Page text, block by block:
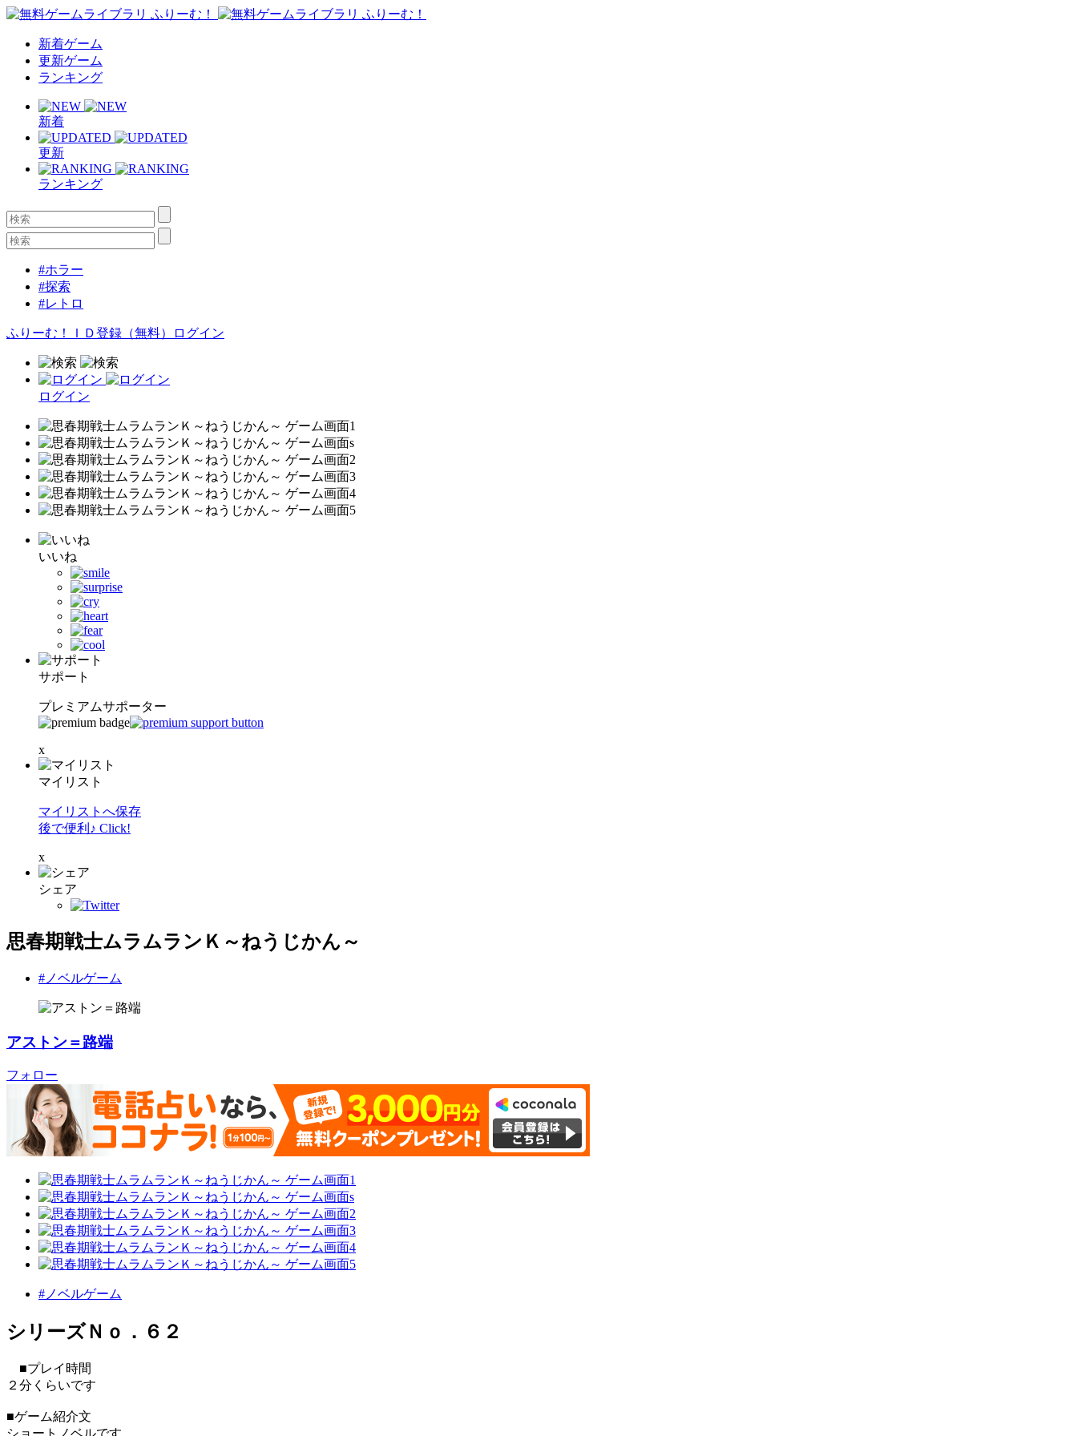
新着ゲーム
更新ゲーム
ランキング
新着
更新
ランキング
#ホラー
#探索
#レトロ
ふりーむ！ＩＤ登録（無料） ログイン
ログイン
いいね
サポート
プレミアムサポーター
x
マイリスト
マイリストへ保存
後で便利♪ Click!
x
シェア
思春期戦士ムラムランＫ～ねうじかん～
#ノベルゲーム
アストン＝路端
フォロー
#ノベルゲーム
シリーズＮｏ．６２
■プレイ時間
２分くらいです
■ゲーム紹介文
ショートノベルです